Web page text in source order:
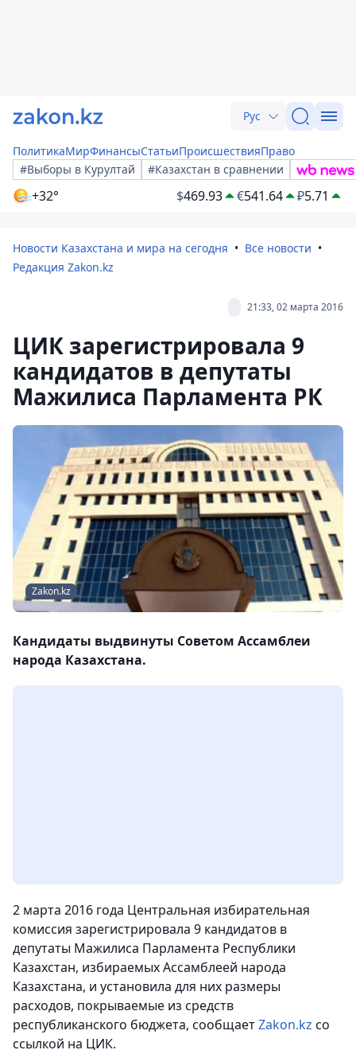
Рус
ПолитикаМирФинансыСтатьиПроисшествияПраво
#Выборы в Курултай
#Казахстан в сравнении
+32° $469.93 €541.64 ₽5.71
Новости Казахстана и мира на сегодня
Все новости
Редакция Zakon.kz
21:33, 02 марта 2016
ЦИК зарегистрировала 9
кандидатов в депутаты
Мажилиса Парламента РК
Zakon.kz
Кандидаты выдвинуты Советом Ассамблеи
народа Казахстана.
2 марта 2016 года Центральная избирательная
комиссия зарегистрировала 9 кандидатов в
депутаты Мажилиса Парламента Республики
Казахстан, избираемых Ассамблеей народа
Казахстана, и установила для них размеры
расходов, покрываемые из средств
республиканского бюджета, сообщаетZakon.kz со
ссылкой на ЦИК.